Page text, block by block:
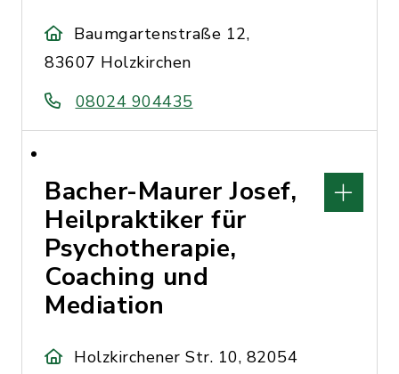
Baumgartenstraße 12,
83607 Holzkirchen
08024 904435
Bacher-Maurer Josef,
Heilpraktiker für
Psychotherapie,
Coaching und
Mediation
Holzkirchener Str. 10, 82054